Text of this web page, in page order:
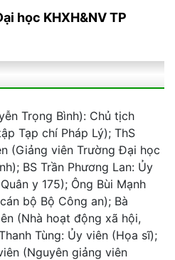
học KHXH&NV TP
Trọng Bình): Chủ tịch
Tạp chí Pháp Lý); ThS
(Giảng viên Trường Đại học
BS Trần Phương Lan: Ủy
y 175); Ông Bùi Mạnh
bộ Bộ Công an); Bà
(Nhà hoạt động xã hội,
Tùng: Ủy viên (Họa sĩ);
(Nguyên giảng viên